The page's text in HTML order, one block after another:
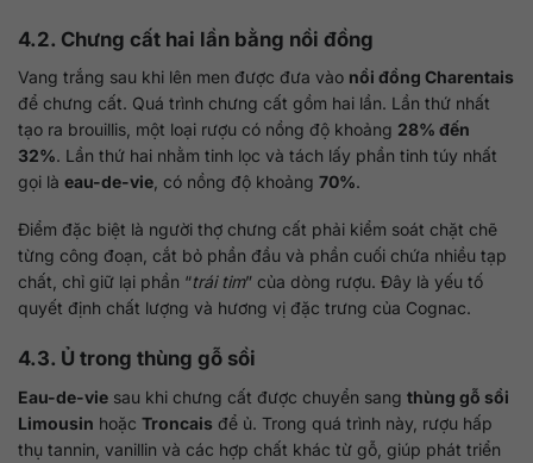
4.2. Chưng cất hai lần bằng nồi đồng
Vang trắng sau khi lên men được đưa vào nồi đồng Charentais
để chưng cất. Quá trình chưng cất gồm hai lần. Lần thứ nhất
tạo ra brouillis, một loại rượu có nồng độ khoảng 28% đến
32%. Lần thứ hai nhằm tinh lọc và tách lấy phần tinh túy nhất
gọi là eau-de-vie , có nồng độ khoảng 70%.
Điểm đặc biệt là người thợ chưng cất phải kiểm soát chặt chẽ
từng công đoạn, cắt bỏ phần đầu và phần cuối chứa nhiều tạp
chất, chỉ giữ lại phần “trái tim” của dòng rượu. Đây là yếu tố
quyết định chất lượng và hương vị đặc trưng của Cognac.
4.3. Ủ trong thùng gỗ sồi
Eau-de-vie sau khi chưng cất được chuyển sang thùng gỗ sồi
Limousin hoặc Troncais để ủ. Trong quá trình này, rượu hấp
thụ tannin, vanillin và các hợp chất khác từ gỗ, giúp phát triển